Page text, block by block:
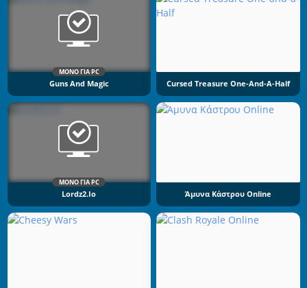
ΜΌΝΟ ΓΙΑ PC
Guns And Magic Cursed Treasure One-And-A-Half
ΜΌΝΟ ΓΙΑ PC
Lordz2.io Άμυνα Κάστρου Online